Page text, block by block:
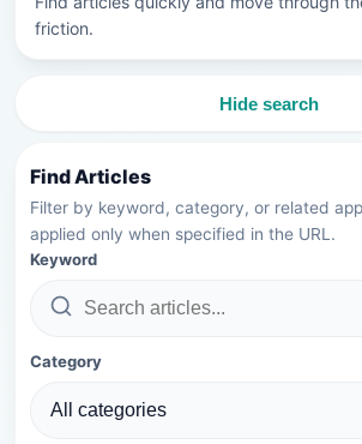
friction.
Hide search
Find Articles
Filter by keyword, category, or related
applied only when specified in the URL.
Keyword
Category